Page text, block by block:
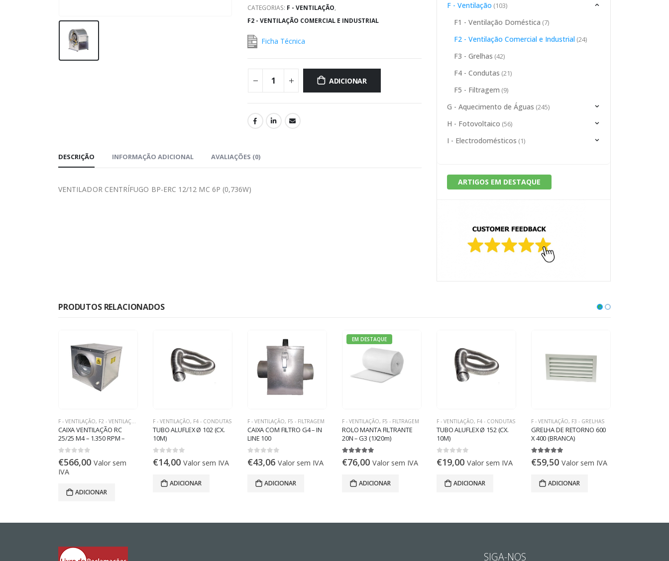
CATEGORIAS: F - VENTILAÇÃO,
F2 - VENTILAÇÃO COMERCIAL E INDUSTRIAL
Ficha Técnica
ADICIONAR
DESCRIÇÃO INFORMAÇÃO ADICIONAL AVALIAÇÕES (0)
VENTILADOR CENTRÍFUGO BP-ERC 12/12 MC 6P (0,736W)
F - Ventilação (103)
F1 - Ventilação Doméstica (7)
F2 - Ventilação Comercial e Industrial (24)
F3 - Grelhas (42)
F4 - Condutas (21)
F5 - Filtragem (9)
G - Aquecimento de Águas (245)
H - Fotovoltaico (56)
I - Electrodomésticos (1)
ARTIGOS EM DESTAQUE
PRODUTOS RELACIONADOS
F - VENTILAÇÃO, F2 - VENTILAÇÃO COMERCIAL E INDUSTRIAL
CAIXA VENTILAÇÃO RC
25/25 M4 – 1.350 RPM –
2.750 M3/H – 230V
€566,00 Valor sem
IVA
ADICIONAR
F - VENTILAÇÃO, F4 - CONDUTAS
TUBO ALUFLEX Ø 102 (CX.
10M)
€14,00 Valor sem IVA
ADICIONAR
F - VENTILAÇÃO, F5 - FILTRAGEM
CAIXA COM FILTRO G4 – IN
LINE 100
€43,06 Valor sem IVA
ADICIONAR
EM DESTAQUE
F - VENTILAÇÃO, F5 - FILTRAGEM
ROLO MANTA FILTRANTE
20N – G3 (1X20m)
€76,00 Valor sem IVA
ADICIONAR
F - VENTILAÇÃO, F4 - CONDUTAS
TUBO ALUFLEX Ø 152 (CX.
10M)
€19,00 Valor sem IVA
ADICIONAR
F - VENTILAÇÃO, F3 - GRELHAS
GRELHA DE RETORNO 600
X 400 (BRANCA)
€59,50 Valor sem IVA
ADICIONAR
SIGA-NOS